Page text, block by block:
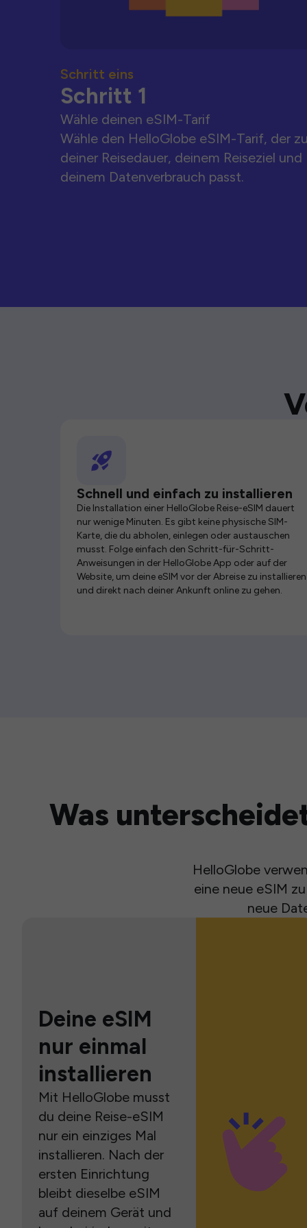
Schritt eins
Schritt 1
Wähle deinen eSIM-Tarif
Wähle den HelloGlobe eSIM-Tarif, der
deiner Reisedauer, deinem Reiseziel und
deinem Datenverbrauch passt.
Schnell und einfach zu installieren
Die Installation einer HelloGlobe Reise-eSIM dauert
nur wenige Minuten. Es gibt keine physische SIM-
Karte, die du abholen, einlegen oder austauschen
musst. Folge einfach den Schritt-für-Schritt-
Anweisungen in der HelloGlobe App oder auf der
Website, um deine eSIM vor der Abreise zu installieren
und direkt nach deiner Ankunft online zu gehen.
Was
HelloGlobe
eine neue eSIM
neue
Deine eSIM
nur einmal
installieren
Mit HelloGlobe musst
du deine Reise-eSIM
nur ein einziges Mal
installieren. Nach der
ersten Einrichtung
bleibt dieselbe eSIM
auf deinem Gerät und